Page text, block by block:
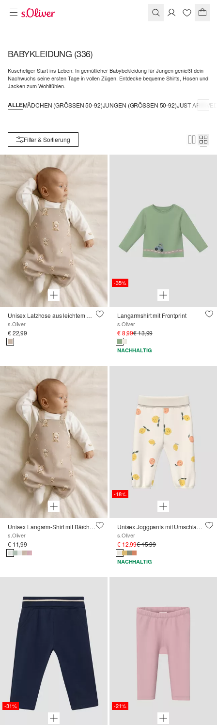
BABYKLEIDUNG (336)
Kuscheliger Start ins Leben: In gemütlicher Babybekleidung für Jungen genießt dein
Nachwuchs seine ersten Tage in vollen Zügen. Entdecke bequeme Shirts, Hosen und
Jacken zum Wohlfühlen.
ALLEMÄDCHEN (GRÖSSEN 50-92) JUNGEN (GRÖSSEN 50-92) JUST
Filter & Sortierung
Unisex Latzhose aus leichtem Sweat mit Bärchenprint
s.Oliver
€ 22,99
-35%
Langarmshirt mit Frontprint
s.Oliver
€ 8,99€ 13,99
NACHHALTIG
Unisex Langarm-Shirt mit Bärchen-Print
s.Oliver
€ 11,99
-18%
Unisex Joggpants mit Umschlagbund
s.Oliver
€ 12,99€ 15,99
NACHHALTIG
-31% -21%